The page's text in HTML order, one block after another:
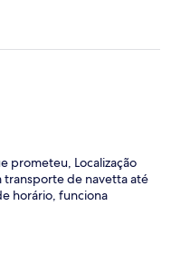
prometeu, Localização
transporte de navetta até
horário, funciona